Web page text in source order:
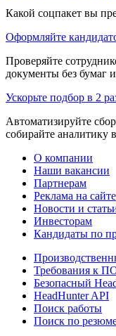
Какой соцпакет вы
Оформляйте
Проверяйте
документы без бумаг
Ускорьте подбор в 2
Автоматизируйте
собирайте аналитику
О компании
Наши вакансии
Партнерам
Реклама на сайте
Новости и
Инвесторам
Кандидаты по
Требования к
Безопасный
HeadHunter API
Поиск работы
Поиск по